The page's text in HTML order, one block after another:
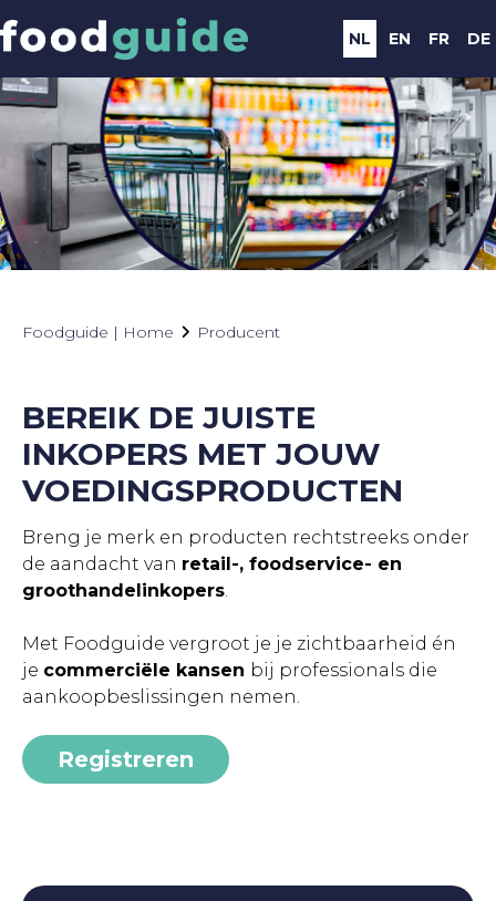
NL EN FR DE
Foodguide | Home Producent
BEREIK DE JUISTE
INKOPERS MET JOUW
VOEDINGSPRODUCTEN
Breng je merk en producten rechtstreeks onder
de aandacht van retail-, foodservice- en
groothandelinkopers.
Met Foodguide vergroot je je zichtbaarheid én
je commerciële kansen bij professionals die
aankoopbeslissingen nemen.
Registreren